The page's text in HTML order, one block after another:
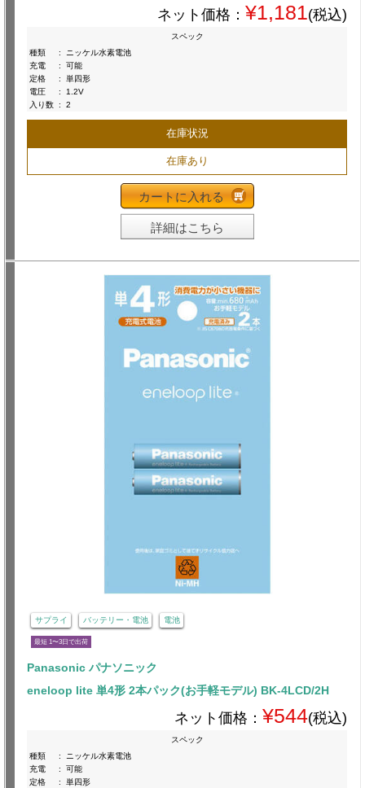
ネット価格： ¥1,181(税込)
スペック
種類
:
ニッケル水素電池
充電
:
可能
定格
:
単四形
電圧
:
1.2V
入り数 : 2
在庫状況
在庫あり
カートに入れる
詳細はこちら
サプライ バッテリー・電池 電池
最短 1〜3日で出荷
Panasonic パナソニック
eneloop lite 単4形 2本パック(お手軽モデル) BK-4LCD/2H
ネット価格： ¥544(税込)
スペック
種類
:
ニッケル水素電池
充電
:
可能
定格
:
単四形